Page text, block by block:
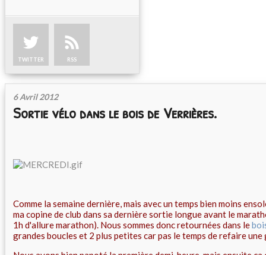
TWITTER RSS
6 Avril 2012
Sortie vélo dans le bois de Verrières.
Comme la semaine dernière, mais avec un temps bien moins
ma copine de club dans sa dernière sortie longue avant le
1h d'allure marathon). Nous sommes donc retournées dans le
grandes boucles et 2 plus petites car pas le temps de refaire une